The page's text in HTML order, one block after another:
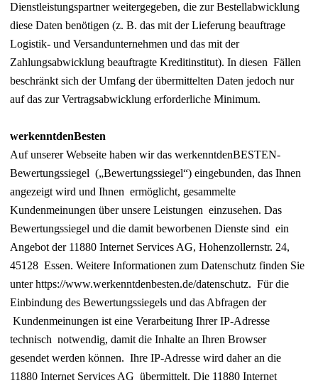
Dienstleistungspartner weitergegeben, die zur Bestellabwicklung
diese Daten benötigen (z. B. das mit der Lieferung beauftrage
Logistik- und Versandunternehmen und das mit der
Zahlungsabwicklung beauftragte Kreditinstitut). In diesen Fällen
beschränkt sich der Umfang der übermittelten Daten jedoch nur
auf das zur Vertragsabwicklung erforderliche Minimum.
werkenntdenBesten
Auf unserer Webseite haben wir das werkenntdenBESTEN-
Bewertungssiegel („Bewertungssiegel“) eingebunden, das Ihnen
angezeigt wird und Ihnen ermöglicht, gesammelte
Kundenmeinungen über unsere Leistungen einzusehen. Das
Bewertungssiegel und die damit beworbenen Dienste sind ein
Angebot der 11880 Internet Services AG, Hohenzollernstr. 24,
45128 Essen. Weitere Informationen zum Datenschutz finden Sie
unter https://www.werkenntdenbesten.de/datenschutz. Für die
Einbindung des Bewertungssiegels und das Abfragen der
Kundenmeinungen ist eine Verarbeitung Ihrer IP-Adresse
technisch notwendig, damit die Inhalte an Ihren Browser
gesendet werden können. Ihre IP-Adresse wird daher an die
11880 Internet Services AG übermittelt. Die 11880 Internet